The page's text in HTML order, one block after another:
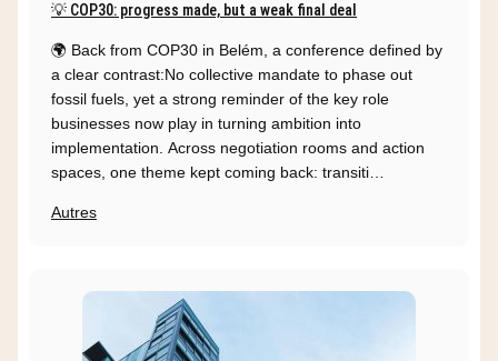
💡 COP30: progress made, but a weak final deal
🌍 Back from COP30 in Belém, a conference defined by
a clear contrast:No collective mandate to phase out
fossil fuels, yet a strong reminder of the key role
businesses now play in turning ambition into
implementation. Across negotiation rooms and action
spaces, one theme kept coming back: transiti…
Autres